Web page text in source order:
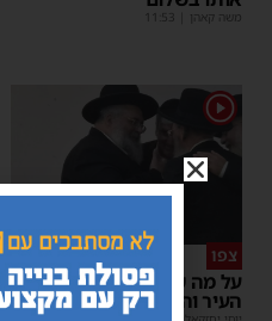
משה קאהן 11:53
1
צפו
על מה שוחחו מ"מ ראש
העיר והחיד"א אברג׳ל?